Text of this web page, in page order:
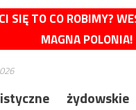
SIĘ TO CO ROBIMY?
MAGNA POLONIA!